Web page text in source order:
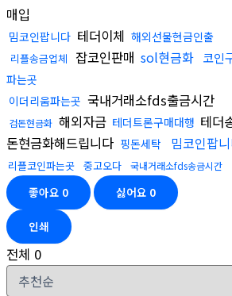
매입
밈코인팝니다 테더이체 해외선물현금인출
리플송금업체 잡코인판매 sol현금화 코인
파는곳
이더리움파는곳 국내거래소fds출금시간
검돈현금화 해외자금 테더트론구매대행 테더
돈현금화해드립니다 핑돈세탁 밈코인팝
리플코인파는곳 중고오다 국내거래소fds송금시간
좋아요 0 싫어요 0
인쇄
전체 0